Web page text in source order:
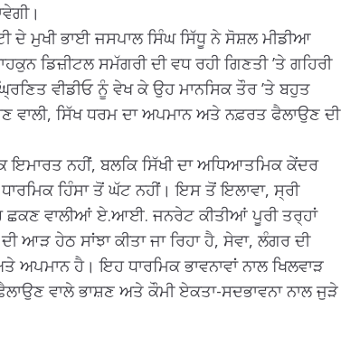
ਦੇ ਮੁਖੀ ਭਾਈ ਜਸਪਾਲ ਸਿੰਘ ਸਿੱਧੂ ਨੇ ਸੋਸ਼ਲ ਮੀਡੀਆ
ਡਿਜ਼ੀਟਲ ਸਮੱਗਰੀ ਦੀ ਵਧ ਰਹੀ ਗਿਣਤੀ ’ਤੇ ਗਹਿਰੀ
ਵੀਡੀਓ ਨੂੰ ਵੇਖ ਕੇ ਉਹ ਮਾਨਸਿਕ ਤੌਰ ’ਤੇ ਬਹੁਤ
ਸਿੱਖ ਧਰਮ ਦਾ ਅਪਮਾਨ ਅਤੇ ਨਫ਼ਰਤ ਫੈਲਾਉਣ ਦੀ
ਇਮਾਰਤ ਨਹੀਂ, ਬਲਕਿ ਸਿੱਖੀ ਦਾ ਅਧਿਆਤਮਿਕ ਕੇਂਦਰ
ਹਿੰਸਾ ਤੋਂ ਘੱਟ ਨਹੀਂ। ਇਸ ਤੋਂ ਇਲਾਵਾ, ਸ੍ਰੀ
ਛਕਣ ਵਾਲੀਆਂ ਏ.ਆਈ. ਜਨਰੇਟ ਕੀਤੀਆਂ ਪੂਰੀ ਤਰ੍ਹਾਂ
ਆੜ ਹੇਠ ਸਾਂਝਾ ਕੀਤਾ ਜਾ ਰਿਹਾ ਹੈ, ਸੇਵਾ, ਲੰਗਰ ਦੀ
ਅਪਮਾਨ ਹੈ। ਇਹ ਧਾਰਮਿਕ ਭਾਵਨਾਵਾਂ ਨਾਲ ਖਿਲਵਾੜ
ਵਾਲੇ ਭਾਸ਼ਣ ਅਤੇ ਕੌਮੀ ਏਕਤਾ-ਸਦਭਾਵਨਾ ਨਾਲ ਜੁੜੇ